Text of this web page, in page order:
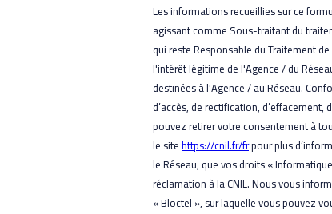
Les informations recueillies sur ce
agissant comme Sous-traitant du
qui reste Responsable du Traitement
l'intérêt légitime de l'Agence / du
destinées à l'Agence / au Réseau.
d’accès, de rectification,
pouvez retirer votre consentement à
le sitehttps://cnil.fr/frpour plus
le Réseau, que vos droits «
réclamation à la CNIL. Nous vous
« Bloctel », sur laquelle vous pouvez